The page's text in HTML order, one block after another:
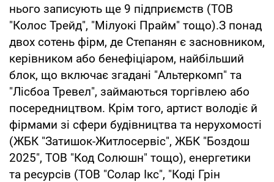
нього записують ще 9 підприємств (ТОВ
"Колос Трейд", "Мілуокі Прайм" тощо).З понад
двох сотень фірм, де Степанян є засновником,
керівником або бенефіціаром, найбільший
блок, що включає згадані "Альтеркомп" та
"Лісбоа Тревел", займаються торгівлею або
посередництвом. Крім того, артист володіє й
фірмами зі сфери будівництва та нерухомості
(ЖБК "Затишок-Житлосервіс", ЖБК "Боздош
2025", ТОВ "Код Солюшн" тощо), енергетики
та ресурсів (ТОВ "Солар Ікс", "Коді Грін